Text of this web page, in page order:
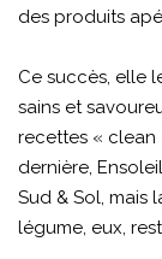
des produits
Ce succès, elle
sains et
recettes « clean
dernière,
Sud & Sol, mais
légume, eux,